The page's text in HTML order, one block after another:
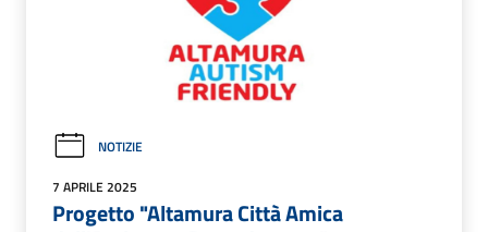
NOTIZIE
7 APRILE 2025
Progetto "Altamura Città Amica